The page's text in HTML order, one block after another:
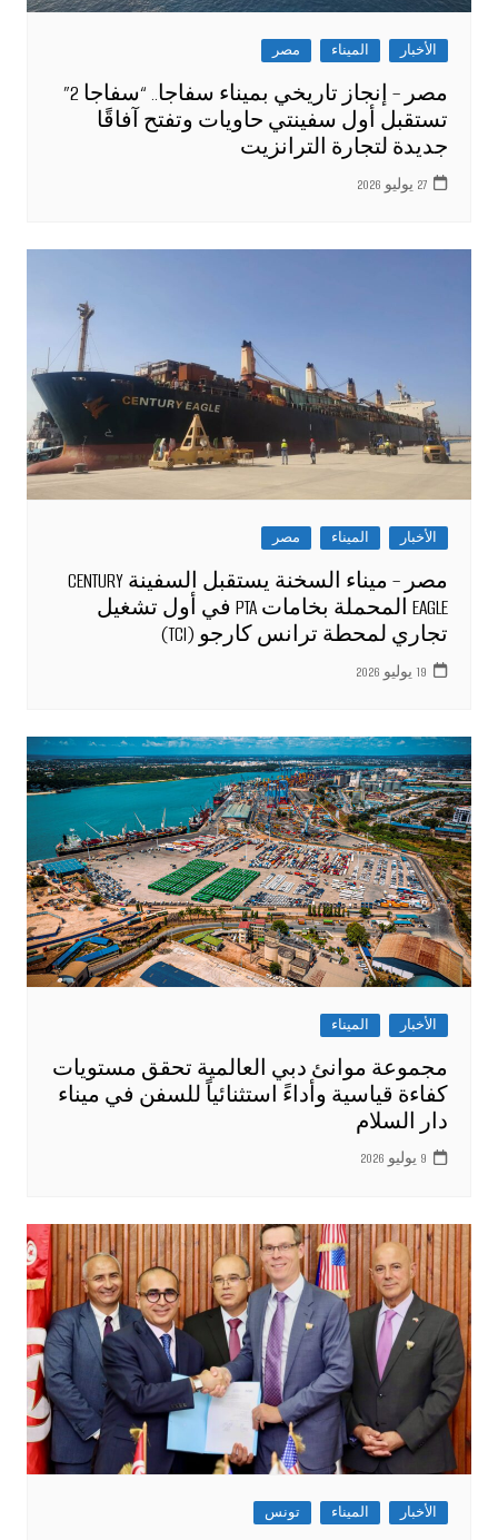
الأخبار الميناء مصر
مصر – إنجاز تاريخي بميناء سفاجا.. “سفاجا 2”
تستقبل أول سفينتي حاويات وتفتح آفاقًا
جديدة لتجارة الترانزيت
27 يوليو 2026
الأخبار الميناء مصر
مصر – ميناء السخنة يستقبل السفينة CENTURY
EAGLE المحملة بخامات PTA في أول تشغيل
تجاري لمحطة ترانس كارجو (TCI)
19 يوليو 2026
الأخبار الميناء
مجموعة موانئ دبي العالمية تحقق مستويات
كفاءة قياسية وأداءً استثنائياً للسفن في ميناء
دار السلام
9 يوليو 2026
الأخبار الميناء تونس